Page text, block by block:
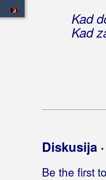
Kad
Kad
Diskusija
Be the first